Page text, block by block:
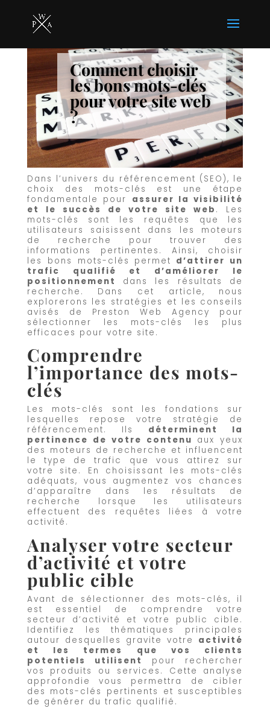
Comment choisir
les bons mots-clés
pour votre site web
?
Dans l’univers du référencement (SEO), le
choix des mots-clés est une étape
fondamentale pour assurer la visibilité
et le succès de votre site web . Les
mots-clés sont les requêtes que les
utilisateurs saisissent dans les moteurs
de recherche pour trouver des
informations pertinentes. Ainsi, choisir
les bons mots-clés permet d’attirer un
trafic qualifié et d’améliorer le
positionnement
dans les résultats de
recherche. Dans cet article, nous
explorerons les stratégies et les conseils
avisés de Preston Web Agency pour
sélectionner les mots-clés les plus
efficaces pour votre site.
Comprendre
l’importance des mots-
clés
Les mots-clés sont les fondations sur
lesquelles repose votre stratégie de
référencement. Ils déterminent la
pertinence de votre contenu aux yeux
des moteurs de recherche et influencent
le type de trafic que vous attirez sur
votre site. En choisissant les mots-clés
adéquats, vous augmentez vos chances
d’apparaître dans les résultats de
recherche lorsque les utilisateurs
effectuent des requêtes liées à votre
activité.
Analyser votre secteur
d’activité et votre
public cible
Avant de sélectionner des mots-clés, il
est essentiel de comprendre votre
secteur d’activité et votre public cible.
Identifiez les thématiques principales
autour desquelles gravite votre activité
et les termes que vos clients
potentiels utilisent pour rechercher
vos produits ou services. Cette analyse
approfondie vous permettra de cibler
des mots-clés pertinents et susceptibles
de générer du trafic qualifié.